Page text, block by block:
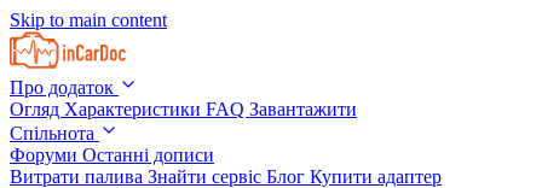
Skip to main content
Про додаток
Огляд Характеристики FAQ Завантажити
Спільнота
Форуми Останні дописи
Витрати палива Знайти сервіс Блог Купити адаптер